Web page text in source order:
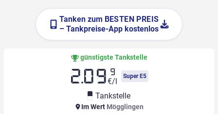
Tanken zum BESTEN PREIS
– Tankpreise-App kostenlos
günstigste Tankstelle
2.09 9
€/l
Super E5
Tankstelle
Im Wert Mögglingen